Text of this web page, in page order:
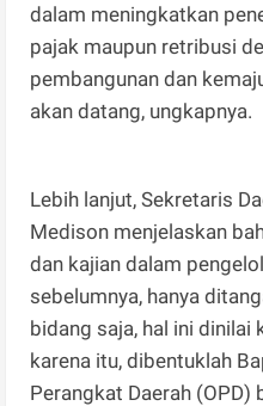
dalam meningkatkan
pajak maupun retribusi
pembangunan dan
akan datang, ungkapnya.
Lebih lanjut, Sekretaris
Medison menjelaskan
dan kajian dalam
sebelumnya, hanya
bidang saja, hal ini dinilai
karena itu, dibentuklah
Perangkat Daerah (OPD)